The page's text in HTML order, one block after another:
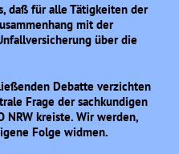
daß für alle Tätigkeiten der
mit der
über die
Debatte verzichten
Frage der sachkundigen
NRW kreiste. Wir werden,
Folge widmen.